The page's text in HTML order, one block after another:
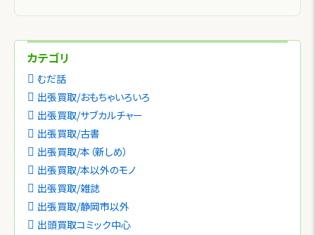
カテゴリ
むだ話
出張買取/おもちゃいろいろ
出張買取/サブカルチャー
出張買取/古書
出張買取/本（新しめ）
出張買取/本以外のモノ
出張買取/雑誌
出張買取/静岡市以外
出頭買取コミック中心